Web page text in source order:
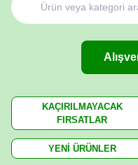
KAÇIRILMAYACAK
FIRSATLAR
YENİ ÜRÜNLER